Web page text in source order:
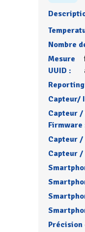
Nombre
Mesure
UUID :
Capteur/
Capteur /
Firmware
Capteur /
Capteur /
Précision